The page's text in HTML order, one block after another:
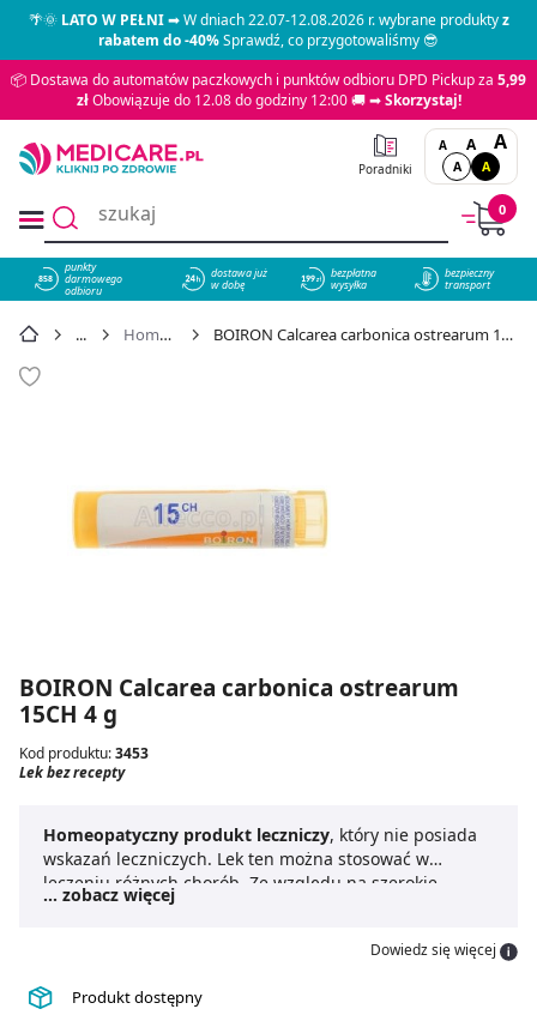
🌴🌞LATO W PEŁNI➡ W dniach 22.07-12.08.2026 r. wybrane produktyz
rabatem do -40%Sprawdź, co przygotowaliśmy 😎
📦 Dostawa do automatów paczkowych i punktów odbioru DPD Pickup za 5,99
złObowiązuje do 12.08 do godziny 12:00 🚚 ➡Skorzystaj!
Poradniki
A A A
A A
0
858
punkty
darmowego
odbioru
dostawa już
w dobę
bezpłatna
wysyłka
bezpieczny
transport
Homeopatia BOIRON Calcarea carbonica ostrearum 15CH 4 g - cena 15,49 zł
BOIRON Calcarea carbonica ostrearum
15CH 4 g
Kod produktu:3453
Lek bez recepty
Homeopatyczny produkt leczniczy, który nie posiada
wskazań leczniczych. Lek ten można stosować w
leczeniu różnych chorób. Ze względu na szerokie
zastosowanie do leku nie dodaje się ulotki, ani
... zobacz więcej
Dowiedz się więcej
Produkt dostępny